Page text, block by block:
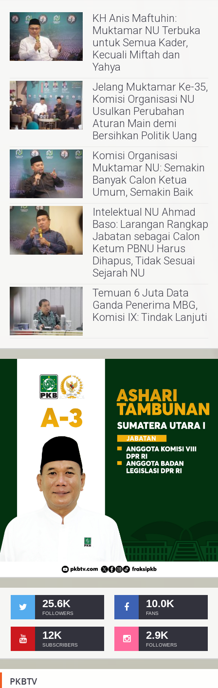
KH Anis Maftuhin:
Muktamar NU Terbuka
untuk Semua Kader,
Kecuali Miftah dan
Yahya
Jelang Muktamar Ke-35,
Komisi Organisasi NU
Usulkan Perubahan
Aturan Main demi
Bersihkan Politik Uang
Komisi Organisasi
Muktamar NU: Semakin
Banyak Calon Ketua
Umum, Semakin Baik
Intelektual NU Ahmad
Baso: Larangan Rangkap
Jabatan sebagai Calon
Ketum PBNU Harus
Dihapus, Tidak Sesuai
Sejarah NU
Temuan 6 Juta Data
Ganda Penerima MBG,
Komisi IX: Tindak Lanjuti
25.6K
FOLLOWERS
10.0K
FANS
12K
SUBSCRIBERS
2.9K
FOLLOWERS
PKBTV